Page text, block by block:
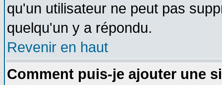
qu'un utilisateur ne peut pas
quelqu'un y a répondu.
Revenir en haut
Comment puis-je ajouter une